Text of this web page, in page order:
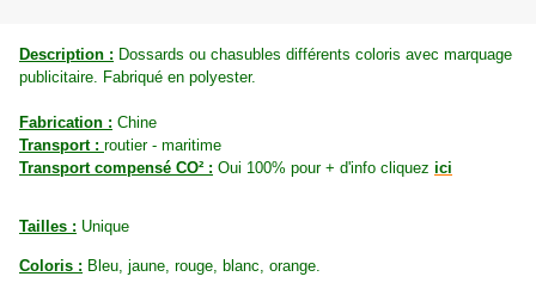
Description : Dossards ou chasubles différents coloris avec marquage
publicitaire. Fabriqué en polyester.
Fabrication : Chine
Transport : routier - maritime
Transport compensé CO² : Oui 100% pour + d'info cliquez ici
Tailles : Unique
Coloris : Bleu, jaune, rouge, blanc, orange.